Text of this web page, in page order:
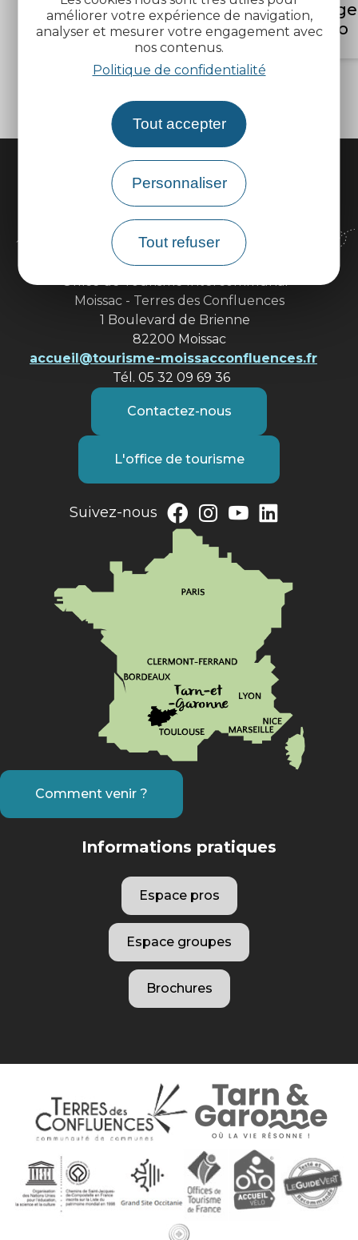
améliorer votre expérience de navigation,
analyser et mesurer votre engagement avec
nos contenus.
Politique de confidentialité
Tout accepter
Personnaliser
Tout refuser
Campings
Hébergements
insolites
vélo
Moissac - Terres des Confluences
1 Boulevard de Brienne
82200 Moissac
accueil@tourisme-moissacconfluences.fr
Tél. 05 32 09 69 36
Contactez-nous
L'office de tourisme
Suivez-nous
Comment venir ?
Informations pratiques
Espace pros
Espace groupes
Brochures